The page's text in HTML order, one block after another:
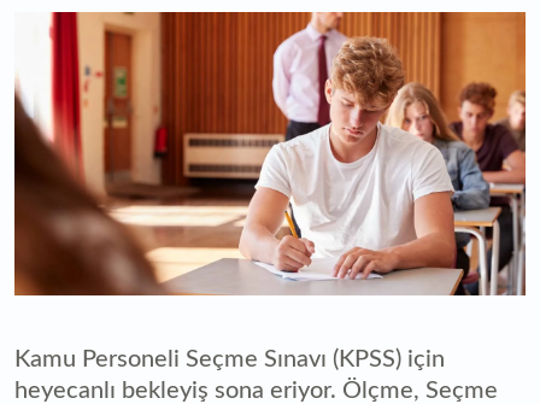
Kamu Personeli Seçme Sınavı (KPSS) için
heyecanlı bekleyiş sona eriyor. Ölçme, Seçme